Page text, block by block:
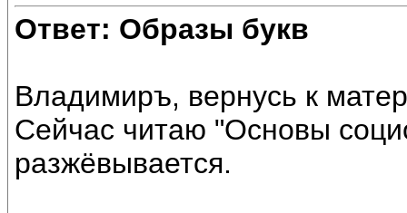
Ответ: Образы букв
Владимиръ, вернусь к
Сейчас читаю "Основы
разжёвывается.